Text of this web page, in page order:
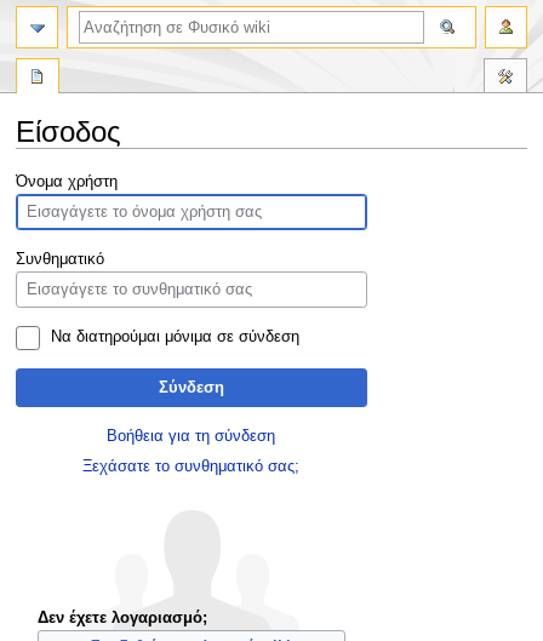
Είσοδος
Πήδηση
στην
πλοήγηση
Πήδηση
στην
αναζήτηση
Όνομα χρήστη
Συνθηματικό
Να διατηρούμαι μόνιμα σε σύνδεση
Σύνδεση
Βοήθεια για τη σύνδεση
Ξεχάσατε το συνθηματικό σας;
Δεν έχετε λογαριασμό;